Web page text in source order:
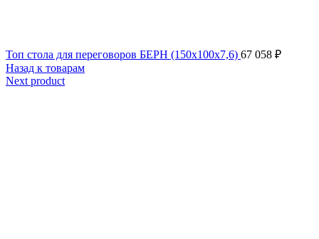
Топ стола для переговоров БЕРН (150x100x7,6) 67 058 ₽
Назад к товарам
Next product